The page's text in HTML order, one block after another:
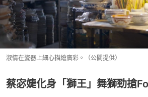
淑情在瓷器上細心描繪廣彩。（公關提供）
蔡宓婕化身「獅王」舞獅勁搶Fo